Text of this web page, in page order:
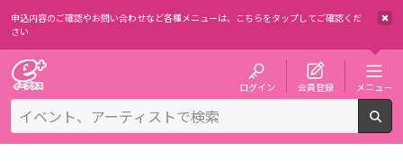
申込内容のご確認やお問い合わせなど各種メニューは、 こちらをタップしてご確認くだ
さい
ログイン 会員登録 メニュー